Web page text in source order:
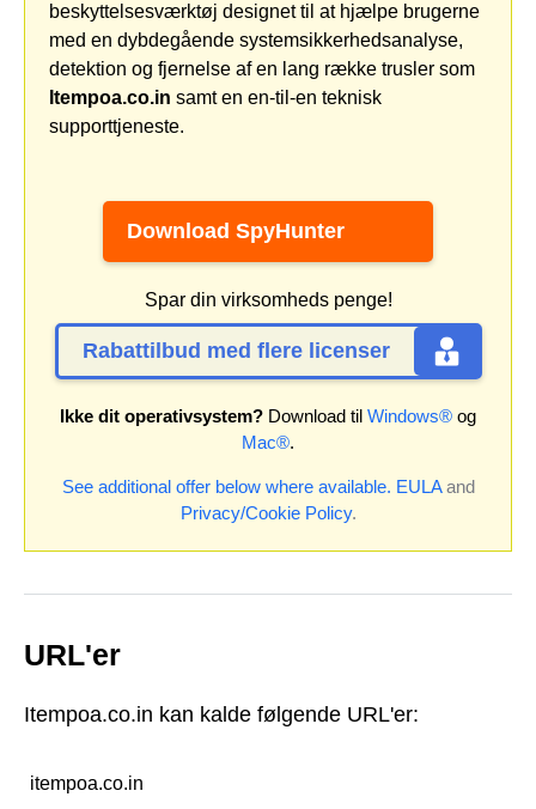
beskyttelsesværktøj designet til at hjælpe brugerne
med en dybdegående systemsikkerhedsanalyse,
detektion og fjernelse af en lang række trusler som
Itempoa.co.in samt en en-til-en teknisk
supporttjeneste.
Download SpyHunter
Spar din virksomheds penge!
Rabattilbud med flere licenser
Ikke dit operativsystem? Download til Windows® og
Mac®.
See additional offer below where available. EULAand
Privacy/Cookie Policy.
URL'er
Itempoa.co.in kan kalde følgende URL'er:
itempoa.co.in